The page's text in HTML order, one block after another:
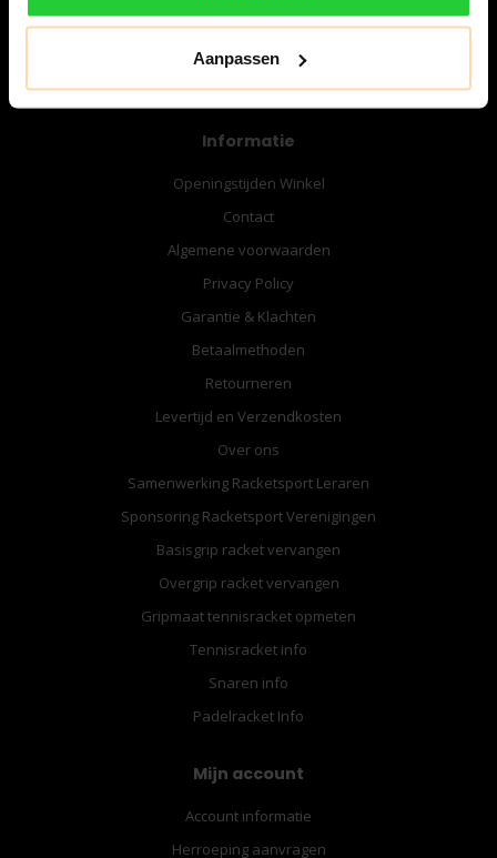
Aanpassen
Informatie
Openingstijden Winkel
Contact
Algemene voorwaarden
Privacy Policy
Garantie & Klachten
Betaalmethoden
Retourneren
Levertijd en Verzendkosten
Over ons
Samenwerking Racketsport Leraren
Sponsoring Racketsport Verenigingen
Basisgrip racket vervangen
Overgrip racket vervangen
Gripmaat tennisracket opmeten
Tennisracket info
Snaren info
Padelracket Info
Mijn account
Account informatie
Herroeping aanvragen